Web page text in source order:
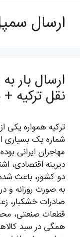
ارسال
ارسال بار
نقل ترکیه
ترکیه همواره یکی
شماره یک بسیاری
مهاجران ایرانی
دیرینه اقتصادی،
دو کشور، باعث شده
به صورت روزانه و
صادرات خشکبار،
قطعات صنعتی،
همگی در سبد